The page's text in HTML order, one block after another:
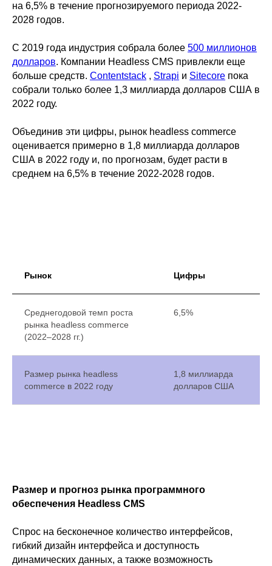
на 6,5% в течение прогнозируемого периода 2022-
2028 годов.
С 2019 года индустрия собрала более 500 миллионов
долларов. Компании Headless CMS привлекли еще
больше средств. Contentstack , Strapi и Sitecore пока
собрали только более 1,3 миллиарда долларов США в
2022 году.
Объединив эти цифры, рынок headless commerce
оценивается примерно в 1,8 миллиарда долларов
США в 2022 году и, по прогнозам, будет расти в
среднем на 6,5% в течение 2022-2028 годов.
Рынок Цифры
Среднегодовой темп роста
рынка headless commerce
(2022–2028 гг.)
6,5%
Размер рынка headless
commerce в 2022 году
1,8 миллиарда
долларов США
Размер и прогноз рынка программного
обеспечения Headless CMS
Спрос на бесконечное количество интерфейсов,
гибкий дизайн интерфейса и доступность
динамических данных, а также возможность